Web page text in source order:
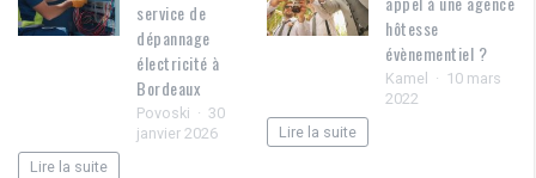
service de
dépannage
électricité à
Bordeaux
Povoski
30
janvier 2026
Lire la suite
hôtesse
évènementiel ?
Kamel
10 mars
2022
Lire la suite